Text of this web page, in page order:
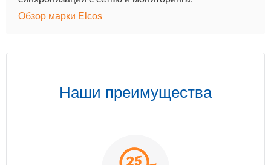
Обзор марки Elcos
Наши преимущества